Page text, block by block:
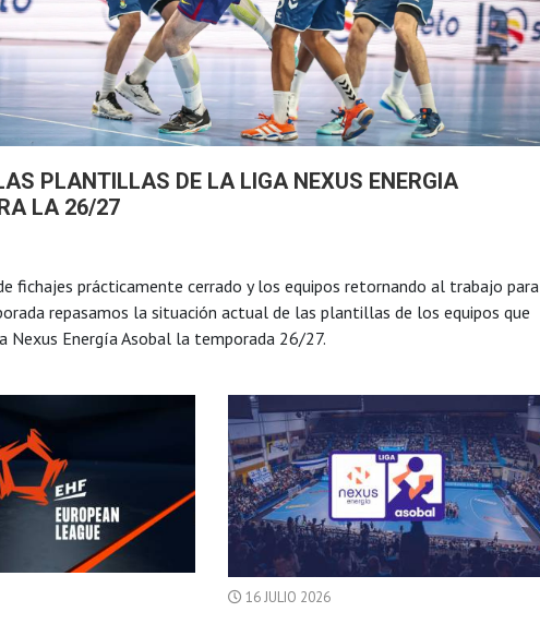
PLANTILLAS DE LA LIGA NEXUS ENERGIA
LA 26/27
fichajes prácticamente cerrado y los equipos retornando al trabajo para
repasamos la situación actual de las plantillas de los equipos que
Nexus Energía Asobal la temporada 26/27.
16 JULIO 2026